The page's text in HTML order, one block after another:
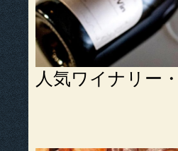
人気ワイナリー